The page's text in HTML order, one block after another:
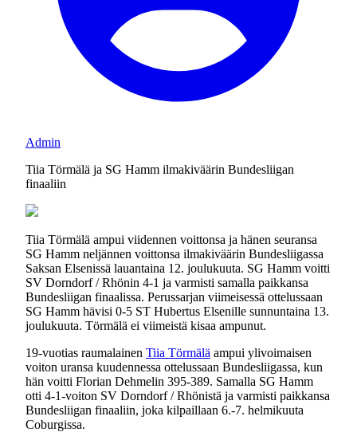
Admin
Tiia Törmälä ja SG Hamm ilmakiväärin Bundesliigan
finaaliin
Tiia Törmälä ampui viidennen voittonsa ja hänen seuransa
SG Hamm neljännen voittonsa ilmakiväärin Bundesliigassa
Saksan Elsenissä lauantaina 12. joulukuuta. SG Hamm voitti
SV Dorndorf / Rhönin 4-1 ja varmisti samalla paikkansa
Bundesliigan finaalissa. Perussarjan viimeisessä ottelussaan
SG Hamm hävisi 0-5 ST Hubertus Elsenille sunnuntaina 13.
joulukuuta. Törmälä ei viimeistä kisaa ampunut.
19-vuotias raumalainen Tiia Törmälä ampui ylivoimaisen
voiton uransa kuudennessa ottelussaan Bundesliigassa, kun
hän voitti Florian Dehmelin 395-389. Samalla SG Hamm
otti 4-1-voiton SV Dorndorf / Rhönistä ja varmisti paikkansa
Bundesliigan finaaliin, joka kilpaillaan 6.-7. helmikuuta
Coburgissa.